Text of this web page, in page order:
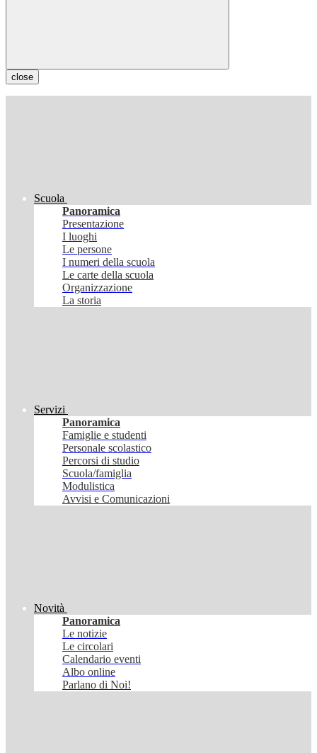
close
Scuola
Panoramica
Presentazione
I luoghi
Le persone
I numeri della scuola
Le carte della scuola
Organizzazione
La storia
Servizi
Panoramica
Famiglie e studenti
Personale scolastico
Percorsi di studio
Scuola/famiglia
Modulistica
Avvisi e Comunicazioni
Novità
Panoramica
Le notizie
Le circolari
Calendario eventi
Albo online
Parlano di Noi!